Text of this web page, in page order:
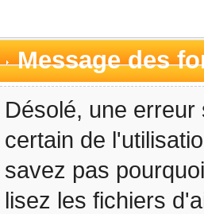
Message des
Désolé, une
certain de
savez pas
lisez les fichiers